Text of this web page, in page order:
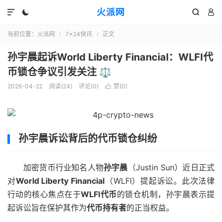
火派网
  

当前位置： 火派网  7×24快讯  正文
孙宇晨起诉World Liberty Financial：WLFI代
币锁仓争议引发关注 ⚖️
2026-04-22 阅读(24) 评论(0)  赞(0)
孙宇晨诉讼背后的代币锁仓纠纷
加密货币行业知名人物孙宇晨 （Justin Sun）近日正式
对World Liberty Financial （WLFI）提起诉讼。此次法律
行动的核心焦点在于WLFI代币的锁仓机制，孙宇晨表示提
起诉讼旨在保护其作为代币持有者的正当权益。